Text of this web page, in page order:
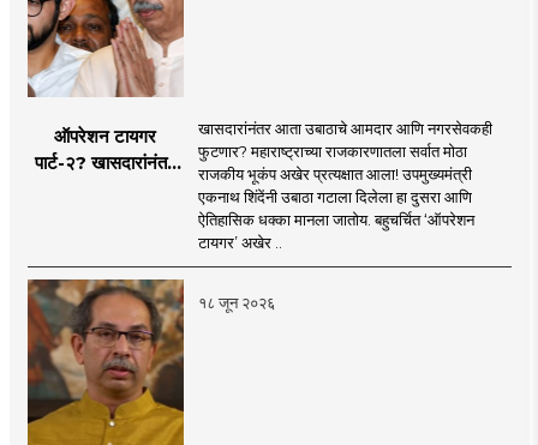
nation and the national interest...
'smart' era, information is available in
abundance in the Internet-enabled
information explosion. However, there is a
need for complementary knowledge to
determine a modern role and approach
that is compatible with culture,
motionlessness and tradition.
Telegram, MahaMTB WhatsApp Group etc.
through social media and advanced avatar
content. We are coming before you. Role in
the new era, 'smart' journalism with a view,
'smart' multimedia for the new era, and
journalism for a 'smart' Maharashtra will
be the side of the game.
click!mahamtb.com
ऑपरेशन टायगर
पार्ट-२? खासदारांनंतर
खासदारांनंतर आता उबाठाचे आमदार आणि नगरसेवकही
फुटणार? महाराष्ट्राच्या राजकारणातला सर्वात मोठा
राजकीय भूकंप अखेर प्रत्यक्षात आला! उपमुख्यमंत्री
एकनाथ शिंदेंनी उबाठा गटाला दिलेला हा दुसरा आणि
ऐतिहासिक धक्का मानला जातोय. बहुचर्चित ‘ऑपरेशन
टायगर’ अखेर ..
१८ जून २०२६